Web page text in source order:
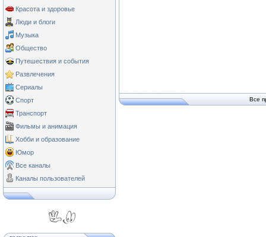
Красота и здоровье
Люди и блоги
Музыка
Общество
Путешествия и события
Развлечения
Сериалы
Спорт
Транспорт
Фильмы и анимация
Хобби и образование
Юмор
Все каналы
Каналы пользователей
Все